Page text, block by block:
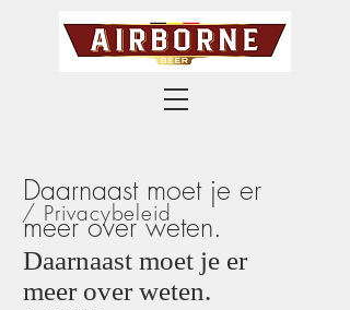
/ Privacybeleid
Daarnaast moet je er
meer over weten.
Daarnaast moet je er
meer over weten.